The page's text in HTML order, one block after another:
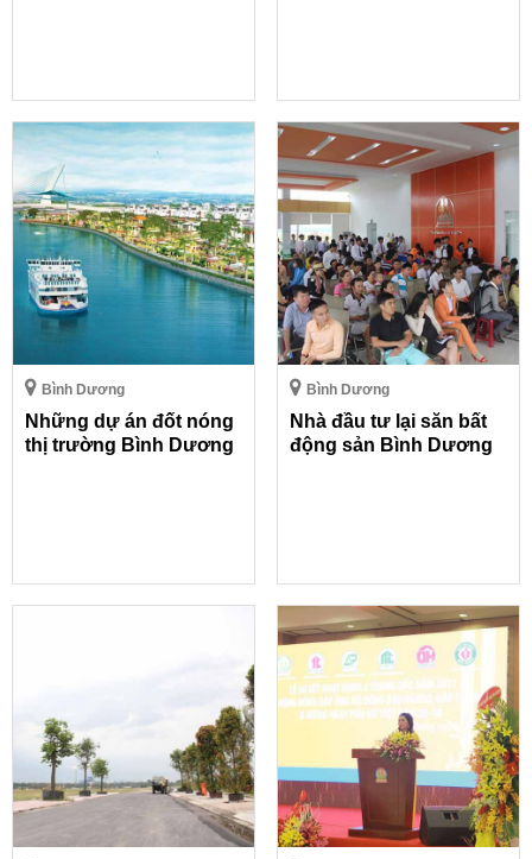
Bình Dương
Những dự án đốt nóng
thị trường Bình Dương
Bình Dương
Nhà đầu tư lại săn bất
động sản Bình Dương